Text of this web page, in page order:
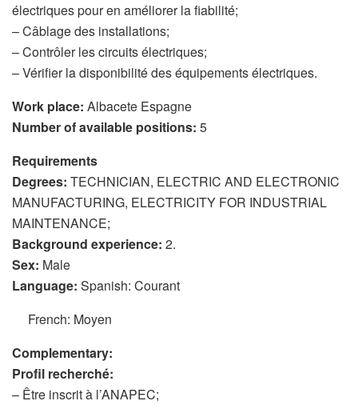
électriques pour en améliorer la fiabilité;
– Câblage des installations;
– Contrôler les circuits électriques;
– Vérifier la disponibilité des équipements électriques.
Work place: Albacete Espagne
Number of available positions: 5
Requirements
Degrees: TECHNICIAN, ELECTRIC AND ELECTRONIC
MANUFACTURING, ELECTRICITY FOR INDUSTRIAL
MAINTENANCE;
Background experience: 2.
Sex: Male
Language: Spanish: Courant
French: Moyen
Complementary:
Profil recherché:
– Être inscrit à l’ANAPEC;